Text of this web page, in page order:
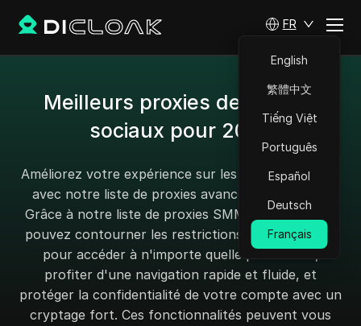
FR
English
繁體中文
Tiếng Việt
Português
Español
Deutsch
Français
Meilleurs proxies de médias
sociaux pour 2025
Améliorez votre expérience sur les réseaux sociaux
avec notre liste de proxies avancée ci-dessous !
Grâce à notre liste de proxies SMM robuste, vous
pouvez contourner les restrictions géographiques
pour accéder à n'importe quelle plateforme,
profiter d'une navigation rapide et fluide, et
protéger la confidentialité de votre compte avec un
cryptage fort. Ces fonctionnalités peuvent vous